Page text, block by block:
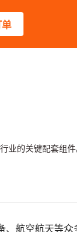
业的关键配套组件
、航空航天等众